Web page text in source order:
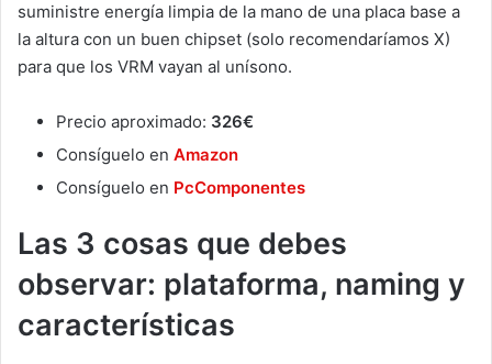
suministre energía limpia de la mano de una placa base a
la altura con un buen chipset (solo recomendaríamos X)
para que los VRM vayan al unísono.
Precio aproximado: 326€
Consíguelo en Amazon
Consíguelo en PcComponentes
Las 3 cosas que debes
observar: plataforma, naming y
características